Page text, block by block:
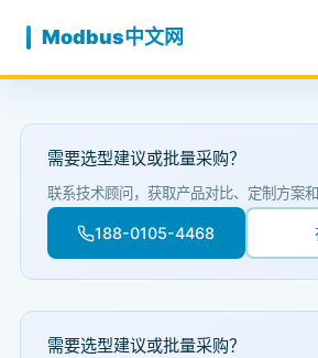
Modbus中文网
需要选型建议或批量采购？
联系技术顾问，获取产品对比、定制方案
188-0105-4468
需要选型建议或批量采购？